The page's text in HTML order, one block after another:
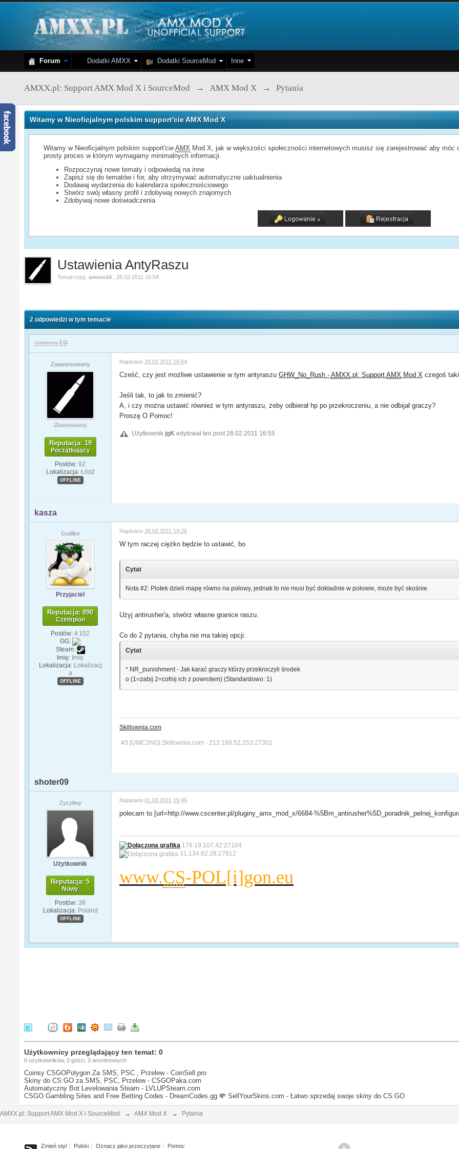
Forum Dodatki AMXX Dodatki SourceMod Inne
AMXX.pl: Support AMX Mod X i SourceMod → AMX Mod X → Pytania
Witamy w Nieoficjalnym polskim support'cie AMX Mod X
Witamy w Nieoficjalnym polskim support'cieAMX Mod X, jak w większości społeczności internetowych musisz się zarejestrować aby
prosty proces w którym wymagamy minimalnych informacji.
Rozpoczynaj nowe tematy i odpowiedaj na inne
Zapisz się do tematów i for, aby otrzymywać automatyczne uaktualnienia
Dodawaj wydarzenia do kalendarza społecznościowego
Stwórz swój własny profil i zdobywaj nowych znajomych
Zdobywaj nowe doświadczenia
Ustawienia AntyRaszu
Temat rozp.ammo19 28.02.2011 16:54
2 odpowiedzi w tym temacie
ammo19
Zaawansowany
Zbanowany
Reputacja: 19
Początkujący
Postów: 92
Lokalizacja: Łódź
OFFLINE
Napisano 28.02.2011 16:54
Cześć, czy jest możliwe ustawienie w tym antyraszuGHW_No_Rush -AMXX .pl: SupportAMX Mod X czegoś
Jeśli tak, to jak to zmienić?
A, i czy można ustawić również w tym antyraszu, żeby odbierał hp po przekroczeniu, a nie odbijał graczy?
Proszę O Pomoc!
Użytkownik jgK edytował ten post 28.02.2011 16:55
kasza
Godlike
Przyjaciel
Reputacja: 890
Czempion
Postów: 4 102
GG:
Steam:
Imię: Imię
Lokalizacja: Lokalizacj
a
OFFLINE
Napisano 28.02.2011 19:26
W tym raczej ciężko będzie to ustawić, bo
Cytat
Nota #2: Plotek dzieli mapę równo na połowy, jednak to nie musi być dokładnie w połowie, może być skośnie.
Użyj antirusher'a, stwórz własne granice raszu.
Co do 2 pytania, chyba nie ma takiej opcji:
Cytat
* NR_punishment - Jak karać graczy którzy przekroczyli środek
o (1=zabij 2=cofnij ich z powrotem) (Standardowo: 1)
Skillownia.com
#3 [UWC3NG] Skillownia.com - 213.189.52.253:27301
shoter09
Życzliwy
Użytkownik
Reputacja: 5
Nowy
Postów: 38
Lokalizacja: Poland
OFFLINE
Napisano01.03.2011 15:45
polecam to [url=http://www.cscenter.pl/pluginy_amx_mod_x/6684-
178.19.107.42:27104
31.134.62.28:27812
www.CS-POL[i]gon.eu
Użytkownicy przeglądający ten temat: 0
0 użytkowników, 0 gości, 0 anonimowych
Coinsy CSGOPolygon Za SMS, PSC , Przelew - CoinSell.pro
Skiny do CS:GO za SMS, PSC, Przelew - CSGOPaka.com
Automatyczny Bot Levelowania Steam - LVLUPSteam.com
CSGO Gambling Sites and Free Betting Codes - DreamCodes.gg 💸 SellYourSkins.com - Łatwo sprzedaj swoje skiny do CS:GO
AMXX.pl: Support AMX Mod X i SourceMod → AMX Mod X → Pytania
Zmień styl Polski Oznacz jako przeczytane Pomoc